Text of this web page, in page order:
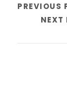
PREVIOUS
NEXT